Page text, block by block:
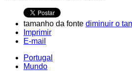
tamanho da fonte diminuir o
Imprimir
E-mail
Portugal
Mundo